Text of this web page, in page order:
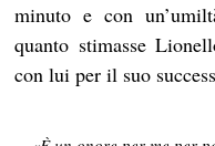
minuto e con
quanto stimasse
con lui per il suo